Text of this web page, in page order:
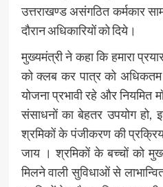
उत्तराखण्ड असंगठित कर्मकार
दौरान अधिकारियों को दिये।
मुख्यमंत्री ने कहा कि हमारा
को क्लब कर पात्र को अधिकतम
योजना प्रभावी रहे और नियमित
संसाधनों का बेहतर उपयोग हो,
श्रमिकों के पंजीकरण की
जाय । श्रमिकों के बच्चों को
मिलने वाली सुविधाओं से